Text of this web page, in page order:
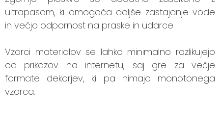
ultrapasom, ki omogoča daljše zastajanje vode
in večjo odpornost na praske in udarce.
Vzorci materialov se lahko minimalno razlikujejo
od prikazov na internetu, saj gre za večje
formate dekorjev, ki pa nimajo monotonega
vzorca.